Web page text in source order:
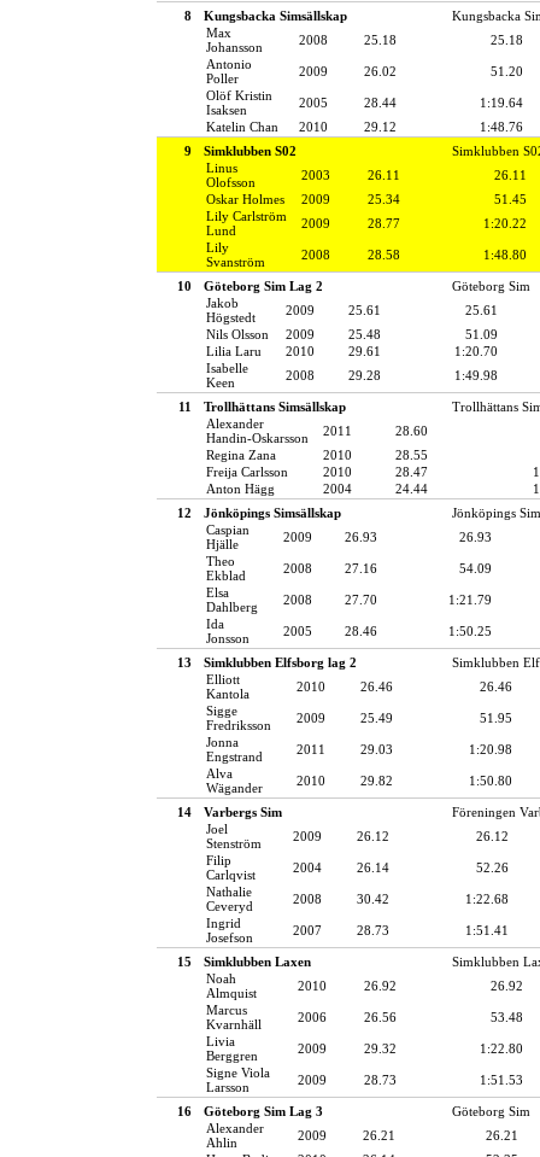
8
Kungsbacka Simsällskap
Kungsbacka
Max
Johansson
2008 25.18
25.18
Antonio
Poller
2009 26.02
51.20
Olöf Kristin
Isaksen
2005 28.44
1:19.64
Katelin Chan
2010 29.12
1:48.76
9
Simklubben S02
Simklubben
Linus
Olofsson
2003 26.11
26.11
Oskar Holmes
2009 25.34
51.45
Lily Carlström
Lund
2009 28.77
1:20.22
Lily
Svanström
2008 28.58 1:48.80
10 Göteborg Sim Lag 2
Göteborg Sim
Jakob
Högstedt
2009 25.61
25.61
Nils Olsson
2009 25.48
51.09
Lilia Laru
2010 29.61
1:20.70
Isabelle
Keen
2008 29.28 1:49.98
11 Trollhättans Simsällskap
Trollhättans
Alexander
Handin-Oskarsson
2011
28.60
Regina Zana
2010
28.55
Freija Carlsson
2010 28.47
Anton Hägg
2004 24.44
12
Jönköpings Simsällskap
Jönköpings
Caspian
Hjälle
2009 26.93
26.93
Theo
Ekblad
2008 27.16
54.09
Elsa
Dahlberg
2008 27.70
1:21.79
Ida
Jonsson
2005 28.46 1:50.25
13 Simklubben Elfsborg lag 2
Simklubben
Elliott
Kantola
2010 26.46
26.46
Sigge
Fredriksson
2009 25.49
51.95
Jonna
Engstrand
2011 29.03
1:20.98
Alva
Wägander
2010 29.82 1:50.80
14 Varbergs Sim
Föreningen
Joel
Stenström
2009 26.12
26.12
Filip
Carlqvist
2004 26.14
52.26
Nathalie
Ceveryd
2008 30.42
1:22.68
Ingrid
Josefson
2007 28.73 1:51.41
15 Simklubben Laxen
Simklubben
Noah
Almquist
2010 26.92
26.92
Marcus
Kvarnhäll
2006 26.56
53.48
Livia
Berggren
2009 29.32
1:22.80
Signe Viola
Larsson
2009 28.73 1:51.53
16 Göteborg Sim Lag 3
Göteborg Sim
Alexander
Ahlin
2009 26.21
26.21